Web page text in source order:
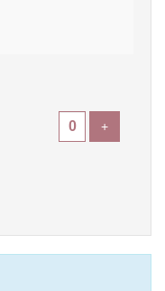
+Voeg